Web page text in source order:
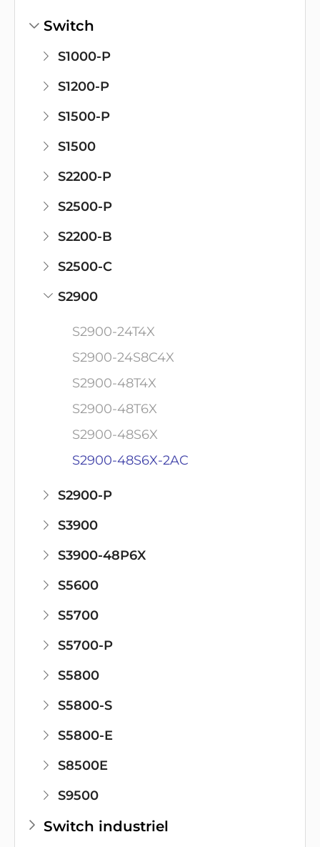
Switch
S1000-P
S1200-P
S1500-P
S1500
S2200-P
S2500-P
S2200-B
S2500-C
S2900
S2900-24T4X
S2900-24S8C4X
S2900-48T4X
S2900-48T6X
S2900-48S6X
S2900-48S6X-2AC
S2900-P
S3900
S3900-48P6X
S5600
S5700
S5700-P
S5800
S5800-S
S5800-E
S8500E
S9500
Switch industriel